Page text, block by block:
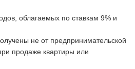
облагаемых по ставкам 9% и
не от предпринимательской
продаже квартиры или